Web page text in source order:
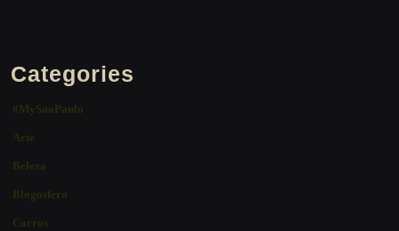
Categories
#MySaoPaulo
Arte
Beleza
Blogosfera
Carros